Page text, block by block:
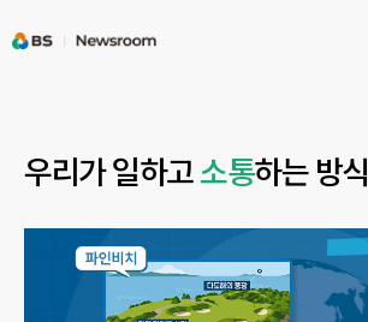
우리가 일하고소통하는 방식